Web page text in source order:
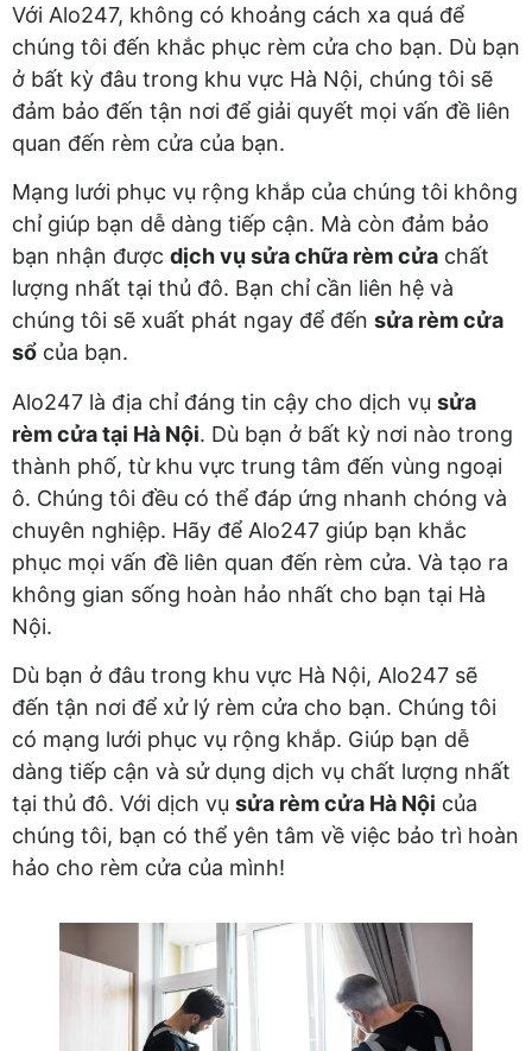
Với Alo247, không có khoảng cách xa quá để
chúng tôi đến khắc phục rèm cửa cho bạn. Dù bạn
ở bất kỳ đâu trong khu vực Hà Nội, chúng tôi sẽ
đảm bảo đến tận nơi để giải quyết mọi vấn đề liên
quan đến rèm cửa của bạn.
Mạng lưới phục vụ rộng khắp của chúng tôi không
chỉ giúp bạn dễ dàng tiếp cận. Mà còn đảm bảo
bạn nhận được dịch vụ sửa chữa rèm cửa chất
lượng nhất tại thủ đô. Bạn chỉ cần liên hệ và
chúng tôi sẽ xuất phát ngay để đến sửa rèm cửa
sổ của bạn.
Alo247 là địa chỉ đáng tin cậy cho dịch vụ sửa
rèm cửa tại Hà Nội. Dù bạn ở bất kỳ nơi nào trong
thành phố, từ khu vực trung tâm đến vùng ngoại
ô. Chúng tôi đều có thể đáp ứng nhanh chóng và
chuyên nghiệp. Hãy để Alo247 giúp bạn khắc
phục mọi vấn đề liên quan đến rèm cửa. Và tạo ra
không gian sống hoàn hảo nhất cho bạn tại Hà
Nội.
Dù bạn ở đâu trong khu vực Hà Nội, Alo247 sẽ
đến tận nơi để xử lý rèm cửa cho bạn. Chúng tôi
có mạng lưới phục vụ rộng khắp. Giúp bạn dễ
dàng tiếp cận và sử dụng dịch vụ chất lượng nhất
tại thủ đô. Với dịch vụ sửa rèm cửa Hà Nội của
chúng tôi, bạn có thể yên tâm về việc bảo trì hoàn
hảo cho rèm cửa của mình!